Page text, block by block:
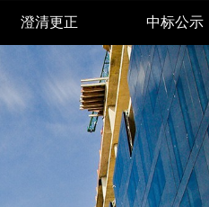
澄清更正 中标公示